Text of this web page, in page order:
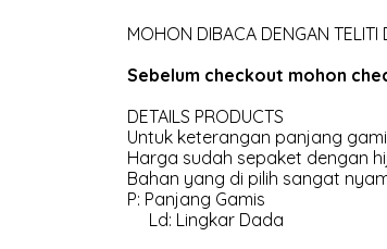
MOHON DIBACA DENGAN TELITI
Sebelum checkout mohon
DETAILS PRODUCTS
Untuk keterangan panjang
Harga sudah sepaket dengan
Bahan yang di pilih sangat
P: Panjang Gamis
Ld: Lingkar Dada